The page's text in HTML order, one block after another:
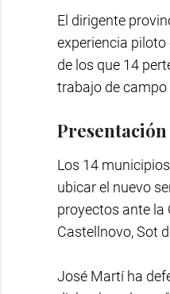
El dirigente
experiencia
de los que 14
trabajo de campo
Los 14
ubicar el nuevo
proyectos ante la
Castellnovo, Sot
José Martí ha